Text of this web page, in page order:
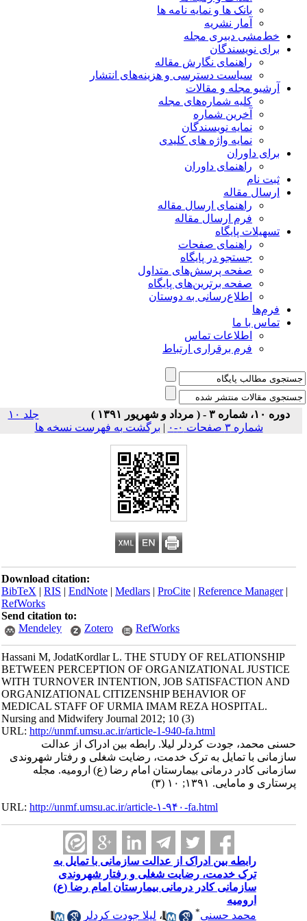
بانک ها و نمایه نامه ها
آمار نشریه
خط‌مشی دبیری مجله
برای نویسندگان
راهنمای نگارش مقاله
سیاست دسترسی و هزینه‌های انتشار
آرشیو مجله و مقالات
کلیه شماره‌های مجله
آخرین شماره
نمایه نویسندگان
نمایه واژه های کلیدی
برای داوران
راهنمای داوران
ثبت نام
ارسال مقاله
راهنمای ارسال مقاله
فرم ارسال مقاله
تسهیلات پایگاه
راهنمای صفحات
جستجو در پایگاه
صفحه پرسش‌های متداول
صفحه برترین‌های پایگاه
اطلاع‌رسانی به دوستان
فرم‌ها
تماس با ما
اطلاعات تماس
فرم برقراری ارتباط
دوره ۱۰، شماره ۳ - ( مرداد و شهریور ۱۳۹۱ )
جلد ۱۰
شماره ۳ صفحات ۰-۰
| برگشت به فهرست نسخه ها
Download citation:
BibTeX|RIS|EndNote|Medlars|ProCite|Reference Manager
RefWorks
Send citation to:
Mendeley
Zotero RefWorks
Hassani M, JodatKordlar L. THE STUDY OF RELATIONSHIP
BETWEEN PERCEPTION OF ORGANIZATIONAL JUSTICE
WITH TURNOVER INTENTION, JOB SATISFACTION AND
ORGANIZATIONAL CITIZENSHIP BEHAVIOR OF
MEDICAL STAFF OF URMIA IMAM REZA HOSPITAL.
Nursing and Midwifery Journal 2012; 10 (3)
URL:http://unmf.umsu.ac.ir/article-1-940-fa.html
حسنی محمد، جودت کردلر لیلا. رابطه بین ادراک از عدالت
سازمانی با تمایل به ترک خدمت، رضایت شغلی و رفتار شهروندی
سازمانی کادر درمانی بیمارستان امام رضا (ع) ارومیه. مجله
پرستاری و مامایی. ۱۳۹۱; ۱۰ (۳)
URL:http://unmf.umsu.ac.ir/article-۱-۹۴۰-fa.html
رابطه بین ادراک از عدالت سازمانی با تمایل به
ترک خدمت، رضایت شغلی و رفتار شهروندی
سازمانی کادر درمانی بیمارستان امام رضا (ع)
ارومیه
محمد حسنی
،لیلا جودت کردلر